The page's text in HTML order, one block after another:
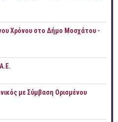
Χρόνου στο Δήμο Μοσχάτου -
με Σύμβαση Ορισμένου